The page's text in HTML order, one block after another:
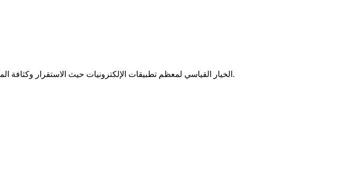
تظل Rigid PCB الخيار القياسي لمعظم تطبيقات الإلكترونيات حيث الاستقرار وكثافة المكونات العالية والفعالية من حيث التكلفة هي الأولويات. أسهل في التصنيع والإصلاح.